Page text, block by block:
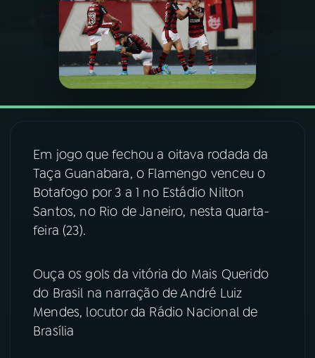
PODCASTS
08 FESTIVAL DE MÚSICA
ACOMPANHE A RÁDIO NACIONAL
Instagram X
TikTok
Em jogo que fechou a oitava rodada da
Taça Guanabara, o Flamengo venceu o
Botafogo por 3 a 1 no Estádio Nilton
Santos, no Rio de Janeiro, nesta quarta-
feira (23).
Ouça os gols da vitória do Mais Querido
do Brasil na narração de André Luiz
Mendes, locutor da Rádio Nacional de
Brasília